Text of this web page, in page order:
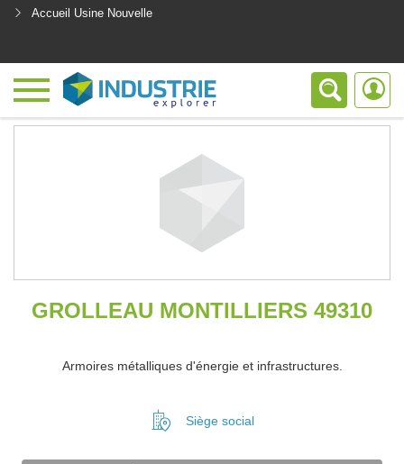
Accueil Usine Nouvelle
GROLLEAU MONTILLIERS 49310
Armoires métalliques d'énergie et infrastructures.
Siège social